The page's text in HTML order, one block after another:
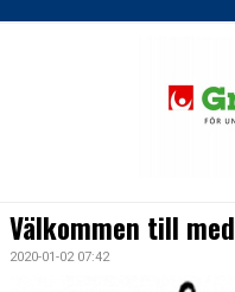
Välkommen till
2020-01-02 07:42